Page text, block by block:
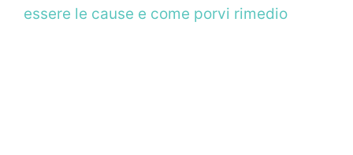
essere le cause e come porvi rimedio